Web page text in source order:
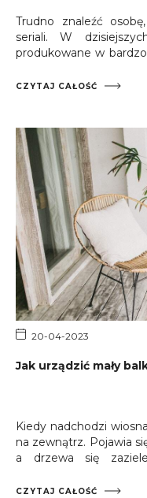
Trudno znaleźć
seriali. W
produkowane w
które pozwolą na
zainteresować.
CZYTAJ CAŁOŚĆ
20-04-2023
Jak urządzić mały
Kiedy nadchodzi
na zewnątrz. Pojawia
a drzewa się
świeżym powietrzu,
CZYTAJ CAŁOŚĆ